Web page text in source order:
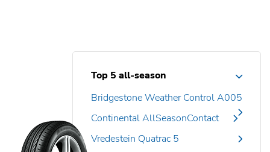
Top 5 all-season
Bridgestone Weather Control A005
Continental AllSeasonContact
Vredestein Quatrac 5